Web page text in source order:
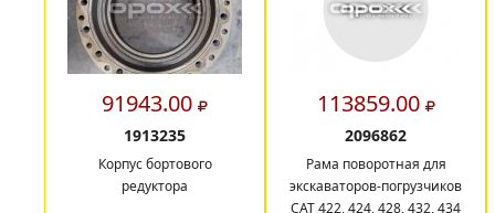
91943.00
1913235
Корпус бортового
редуктора
113859.00
2096862
Рама поворотная для
экскаваторов-погрузчиков
CAT 422, 424, 428, 432, 434